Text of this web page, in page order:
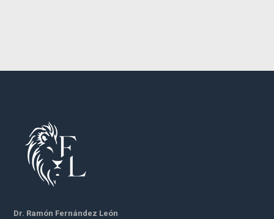
Dr. Ramón Fernández León